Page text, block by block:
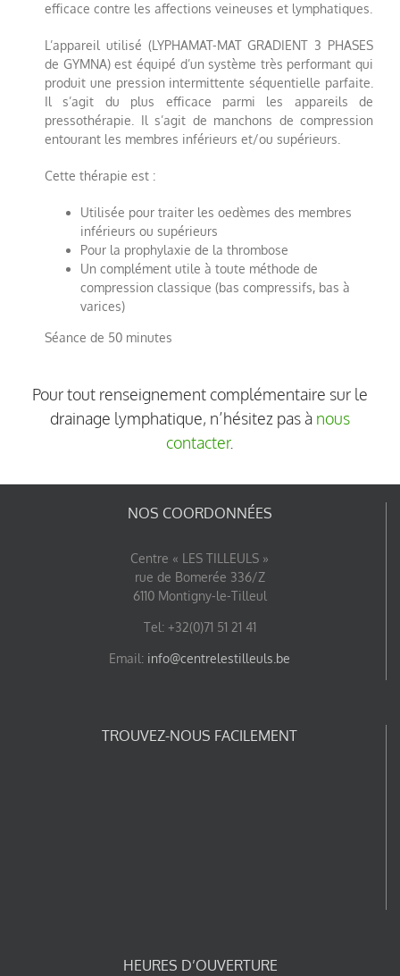
efficace contre les affections veineuses et lymphatiques.
L’appareil utilisé (LYPHAMAT-MAT GRADIENT 3 PHASES
de GYMNA) est équipé d’un système très performant qui
produit une pression intermittente séquentielle parfaite.
Il s’agit du plus efficace parmi les appareils de
pressothérapie. Il s’agit de manchons de compression
entourant les membres inférieurs et/ou supérieurs.
Cette thérapie est :
Utilisée pour traiter les oedèmes des membres
inférieurs ou supérieurs
Pour la prophylaxie de la thrombose
Un complément utile à toute méthode de
compression classique (bas compressifs, bas à
varices)
Séance de 50 minutes
Pour tout renseignement complémentaire sur le
drainage lymphatique, n’hésitez pas à nous
contacter.
NOS COORDONNÉES
Centre « LES TILLEULS »
rue de Bomerée 336/Z
6110 Montigny-le-Tilleul
Tel: +32(0)71 51 21 41
Email: info@centrelestilleuls.be
TROUVEZ-NOUS FACILEMENT
HEURES D’OUVERTURE